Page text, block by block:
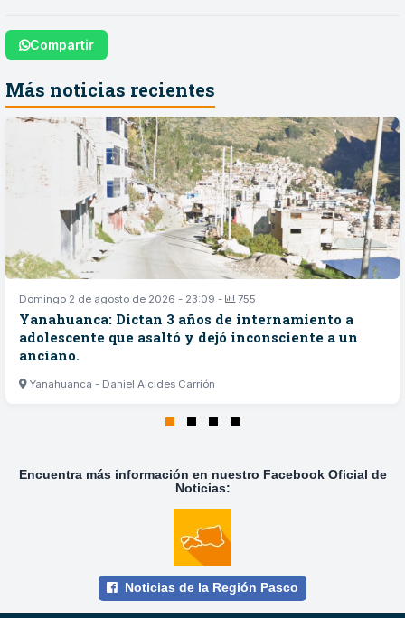
Compartir
Más noticias recientes
Domingo 2 de agosto de 2026 - 23:09 - 755
Yanahuanca: Dictan 3 años de internamiento a
adolescente que asaltó y dejó inconsciente a un
anciano.
Yanahuanca - Daniel Alcides Carrión
Encuentra más información en nuestro Facebook Oficial de
Noticias:
Noticias de la Región Pasco